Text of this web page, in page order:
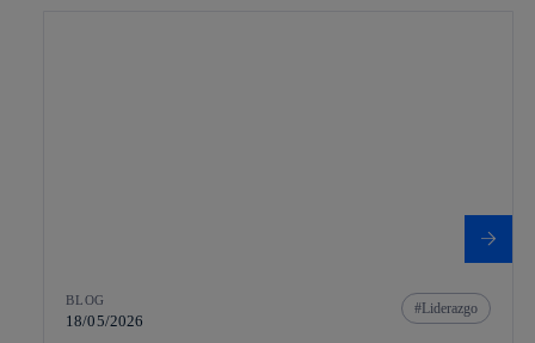
BLOG
18/05/2026
Liderazgo